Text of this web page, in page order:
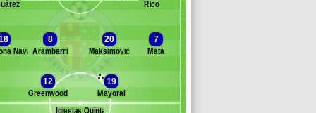
Banc des remplaçantsGetafe
Fuzato
Rico
Navarro
8
Arambarri
20
Maksimovic
7
Mata
12
Greenwood
19
Mayoral
Iglesias Quintas